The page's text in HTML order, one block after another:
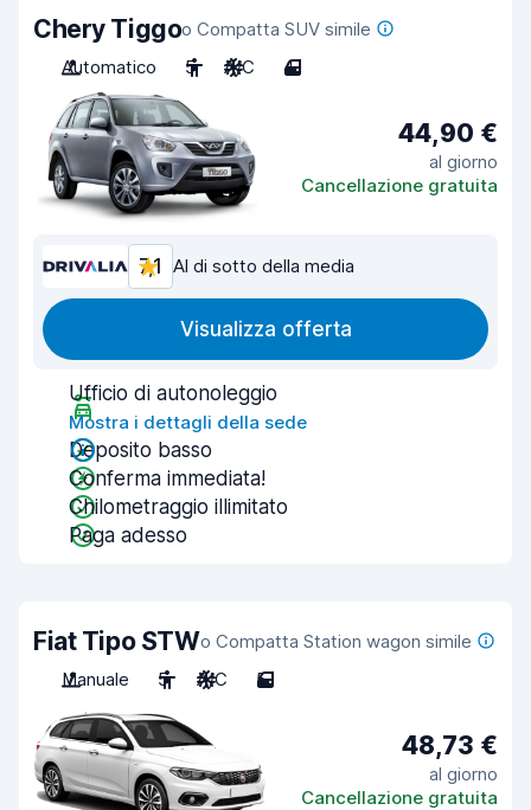
Chery Tiggoo Compatta SUV simile
Automatico
5 A/C 4
44,90 €
al giorno
Cancellazione gratuita
7,1 Al di sotto della media
Visualizza offerta
Ufficio di autonoleggio
Mostra i dettagli della sede
Deposito basso
Conferma immediata!
Chilometraggio illimitato
Paga adesso
Fiat Tipo STWo Compatta Station wagon simile
Manuale
5 A/C 5
48,73 €
al giorno
Cancellazione gratuita